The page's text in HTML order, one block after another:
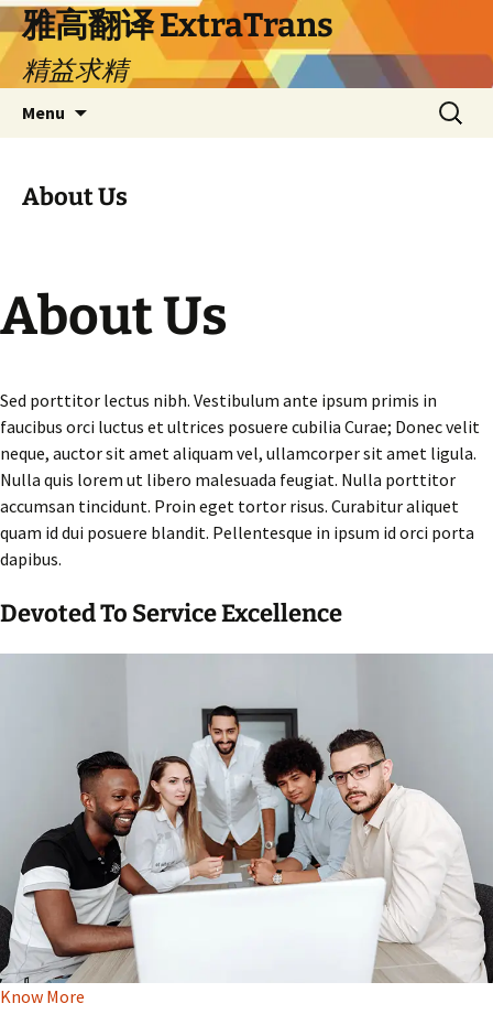
Skip
to
content
雅高翻译 ExtraTrans
精益求精
Menu
Search
for:
About Us
About Us​
Sed porttitor lectus nibh. Vestibulum ante ipsum primis in
faucibus orci luctus et ultrices posuere cubilia Curae; Donec velit
neque, auctor sit amet aliquam vel, ullamcorper sit amet ligula.
Nulla quis lorem ut libero malesuada feugiat. Nulla porttitor
accumsan tincidunt. Proin eget tortor risus. Curabitur aliquet
quam id dui posuere blandit. Pellentesque in ipsum id orci porta
dapibus.
Devoted To Service Excellence​
Know More